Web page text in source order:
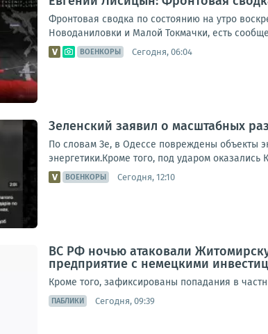
Фронтовая сводка по состоянию на утро
Новоданиловки и Малой Токмачки, есть
ВОЕНКОРЫ Сегодня, 06:04
Зеленский заявил о масштабных
По словам Зе, в Одессе повреждены объекты
энергетики.Кроме того, под ударом
ВОЕНКОРЫ Сегодня, 12:10
ВС РФ ночью атаковали
предприятие с немецкими
Кроме того, зафиксированы попадания в
ПАБЛИКИ Сегодня, 09:39